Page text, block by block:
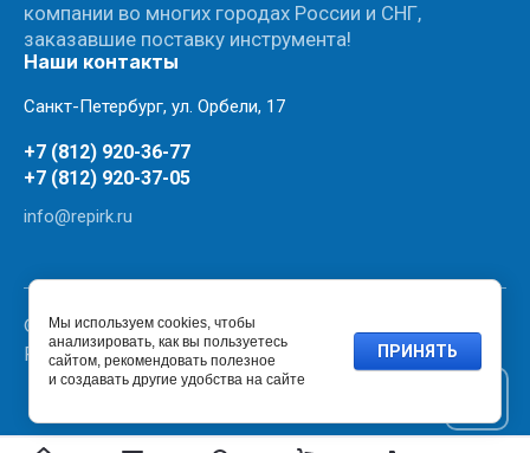
компании во многих городах России и СНГ,
заказавшие поставку инструмента!
Наши контакты
Санкт-Петербург, ул. Орбели, 17
+7 (812) 920-36-77
+7 (812) 920-37-05
info@repirk.ru
© 2007 - 2026 Интернет магазин инструмента
Repirk.Ru
Мы используем cookies, чтобы
анализировать, как вы пользуетесь
сайтом, рекомендовать полезное
и создавать другие удобства на сайте
ПРИНЯТЬ